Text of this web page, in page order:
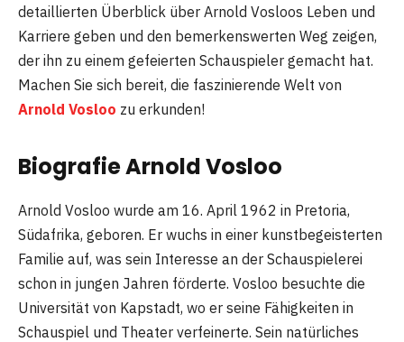
detaillierten Überblick über Arnold Vosloos Leben und
Karriere geben und den bemerkenswerten Weg zeigen,
der ihn zu einem gefeierten Schauspieler gemacht hat.
Machen Sie sich bereit, die faszinierende Welt von
Arnold Vosloo zu erkunden!
Biografie Arnold Vosloo
Arnold Vosloo wurde am 16. April 1962 in Pretoria,
Südafrika, geboren. Er wuchs in einer kunstbegeisterten
Familie auf, was sein Interesse an der Schauspielerei
schon in jungen Jahren förderte. Vosloo besuchte die
Universität von Kapstadt, wo er seine Fähigkeiten in
Schauspiel und Theater verfeinerte. Sein natürliches